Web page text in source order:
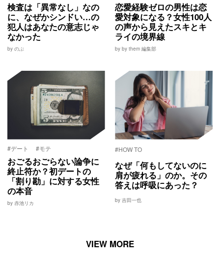
検査は「異常なし」なの
に、なぜかシンドい…の
犯人はあなたの意志じゃ
なかった
by のぶ
恋愛経験ゼロの男性は恋
愛対象になる？女性100人
の声から見えたスキとキ
ライの境界線
by by them 編集部
#デート #モテ
おごるおごらない論争に
終止符か？初デートの
「割り勘」に対する女性
の本音
by 赤池リカ
#HOW TO
なぜ「何もしてないのに
肩が疲れる」のか。その
答えは呼吸にあった？
by 吉田一也
VIEW MORE